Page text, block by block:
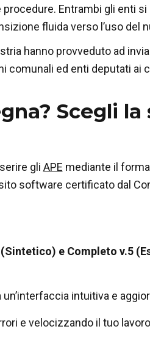
Entrambi gli enti
fluida verso l’uso del
hanno provveduto ad
comunali ed enti deputati ai
Scegli
gli APE mediante il
software certificato dal
e Completo v.5
un’interfaccia intuitiva e
e velocizzando il tuo